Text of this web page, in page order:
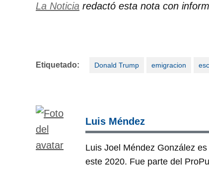
La Noticia redactó esta nota con
Etiquetado: Donald Trump emigracion
Luis Méndez
Luis Joel Méndez González
este 2020. Fue parte del